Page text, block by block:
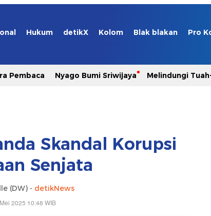
Hukum detikX Kolom Blak blakan Pro
Pembaca Nyago Bumi Sriwijaya Melindungi
Skandal Korupsi
Senjata
(DW) - detikNews
2025 10:48 WIB